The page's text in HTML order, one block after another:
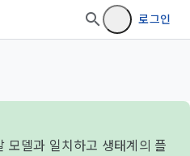
로그인
모델과 일치하고 생태계의 플